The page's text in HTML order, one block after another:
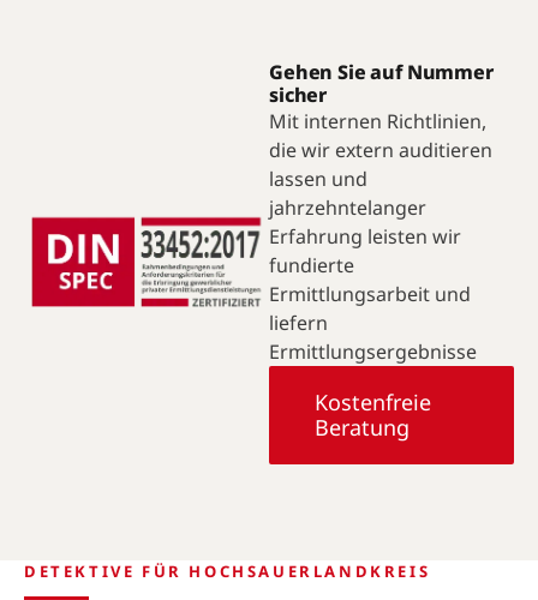
Gehen Sie auf Nummer
sicher
Mit internen Richtlinien,
die wir extern auditieren
lassen und
jahrzehntelanger
Erfahrung leisten wir
fundierte
Ermittlungsarbeit und
liefern
Ermittlungsergebnisse
Kostenfreie
Beratung
DETEKTIVE FÜR HOCHSAUERLANDKREIS